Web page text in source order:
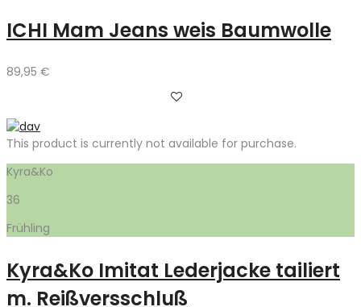
ICHI Mam Jeans weis Baumwolle
89,95 €
This product is currently not available for purchase.
Kyra&Ko
36
Frühling
Kyra&Ko Imitat Lederjacke tailiert
m. Reißversschluß